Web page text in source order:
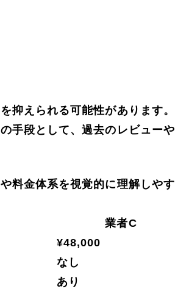
抑えられる可能性があります。
手段として、過去のレビューや
料金体系を視覚的に理解しやす
業者C
¥48,000
なし
あり